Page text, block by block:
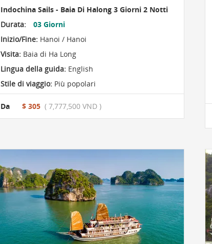
Indochina Sails - Baia Di Halong 3 Giorni 2 Notti
Durata:
03 Giorni
Inizio/Fine: Hanoi / Hanoi
Visita: Baia di Ha Long
Lingua della guida: English
Stile di viaggio: Più popolari
Da $ 305 ( 7,777,500 VND )